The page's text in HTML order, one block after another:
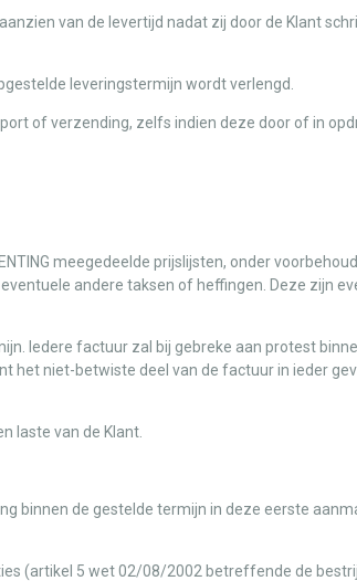
van de levertijd nadat zij door de Klant
leveringstermijn wordt verlengd.
of verzending, zelfs indien deze door of in
meegedeelde prijslijsten, onder
andere taksen of heffingen. Deze zijn
Iedere factuur zal bij gebreke aan protest
het niet-betwiste deel van de factuur in ieder
laste van de Klant.
binnen de gestelde termijn in deze eerste
(artikel 5 wet 02/08/2002 betreffende de